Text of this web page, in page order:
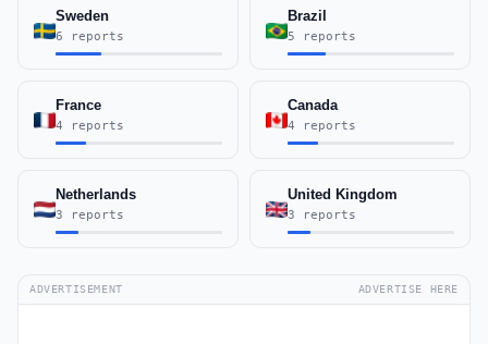
Sweden
6 reports
Brazil
5 reports
France
4 reports
Canada
4 reports
Netherlands
3 reports
United Kingdom
3 reports
ADVERTISEMENT ADVERTISE HERE